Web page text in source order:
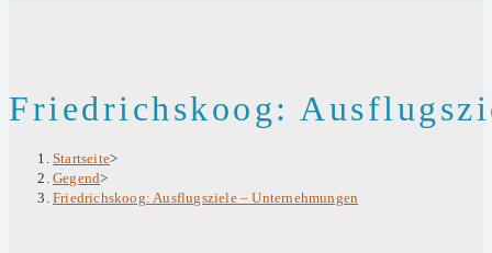
Friedrichskoog:
Startseite>
Gegend>
Friedrichskoog: Ausflugsziele – Unternehmungen